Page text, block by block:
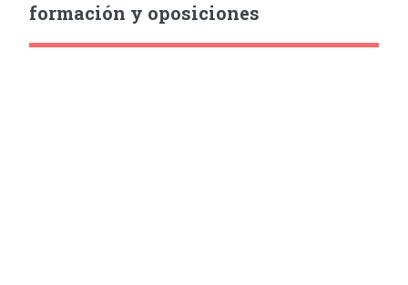
formación y oposiciones